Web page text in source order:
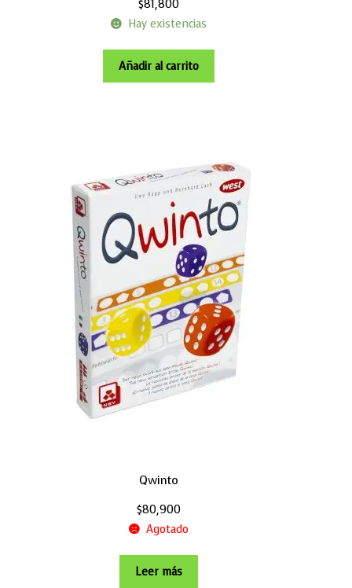
$81,800
Hay existencias
Añadir al carrito
Qwinto
$80,900
Agotado
Leer más